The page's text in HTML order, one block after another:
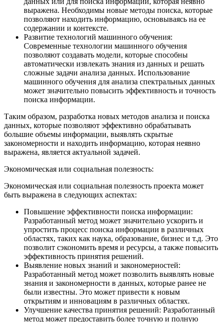
выражена. Необходимы новые методы поиска, которые
позволяют находить информацию, основываясь на ее
содержании и контексте.
Развитие технологий машинного обучения:
Современные технологии машинного обучения
позволяют создавать модели, которые способны
автоматически извлекать знания из данных и решать
сложные задачи анализа данных. Использование
машинного обучения для анализа спектральных данных
может значительно повысить эффективность и точность
поиска информации.
Таким образом, разработка новых методов анализа и поиска
данных, которые позволяют эффективно обрабатывать
большие объемы информации, выявлять скрытые
закономерности и находить информацию, которая неявно
выражена, является актуальной задачей.
Экономическая или социальная полезность:
Экономическая или социальная полезность проекта может
быть выражена в следующих аспектах:
Повышение эффективности поиска информации:
Разработанный метод может значительно ускорить и
упростить процесс поиска информации в различных
областях, таких как наука, образование, бизнес и т.д. Это
позволит сэкономить время и ресурсы, а также повысить
эффективность принятия решений.
Выявление новых знаний и закономерностей:
Разработанный метод может позволить выявлять новые
знания и закономерности в данных, которые ранее не
были известны. Это может привести к новым
открытиям и инновациям в различных областях.
Улучшение качества принятия решений: Разработанный
метод может предоставить более точную и полную